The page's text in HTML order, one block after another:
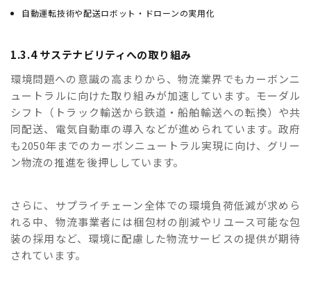
自動運転技術や配送ロボット・ドローンの実用化
1.3.4 サステナビリティへの取り組み
環境問題への意識の高まりから、物流業界でもカーボンニ
ュートラルに向けた取り組みが加速しています。モーダル
シフト（トラック輸送から鉄道・船舶輸送への転換）や共
同配送、電気自動車の導入などが進められています。政府
も2050年までのカーボンニュートラル実現に向け、グリー
ン物流の推進を後押ししています。
さらに、サプライチェーン全体での環境負荷低減が求めら
れる中、物流事業者には梱包材の削減やリユース可能な包
装の採用など、環境に配慮した物流サービスの提供が期待
されています。